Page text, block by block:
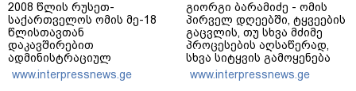
2008 წლის რუსეთ-
საქართველოს ომის მე-18
წლისთავთან
დაკავშირებით
ადმინისტრაციულ
შენობებზე სახელმწიფო
დროშები დაეშვა
www.interpressnews.ge
გიორგი ბარამიძე - ომის
პირველ დღეებში, ტყვეების
გაცვლის, თუ სხვა მძიმე
პროცესების აღსაწერად,
სხვა სიტყვის გამოყენება
აჯობებდა - არასდროს
მითქვამს, რომ ჩვენები
www.interpressnews.ge